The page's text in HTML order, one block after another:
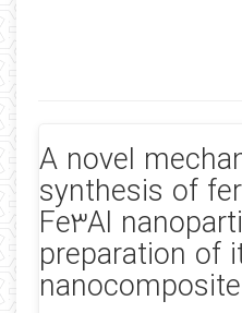
A novel
synthesis of
Fe3Al
preparation of
nanocomposite